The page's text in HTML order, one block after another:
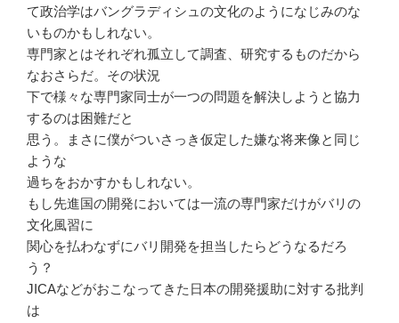
て政治学はバングラディシュの文化のようになじみのな
いものかもしれない。
専門家とはそれぞれ孤立して調査、研究するものだから
なおさらだ。その状況
下で様々な専門家同士が一つの問題を解決しようと協力
するのは困難だと
思う。まさに僕がついさっき仮定した嫌な将来像と同じ
ような
過ちをおかすかもしれない。
もし先進国の開発においては一流の専門家だけがバリの
文化風習に
関心を払わなずにバリ開発を担当したらどうなるだろ
う？
JICAなどがおこなってきた日本の開発援助に対する批判
は